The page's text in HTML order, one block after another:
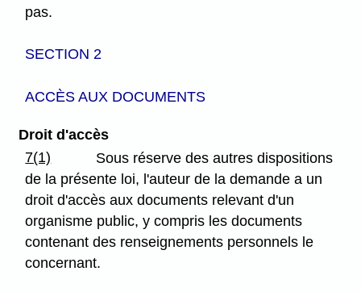
pas.
SECTION 2
ACCÈS AUX DOCUMENTS
Droit d'accès
7(1)
Sous réserve des autres dispositions
de la présente loi, l'auteur de la demande a un
droit d'accès aux documents relevant d'un
organisme public, y compris les documents
contenant des renseignements personnels le
concernant.